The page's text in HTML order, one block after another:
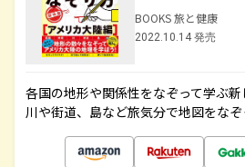
BOOKS 旅と健康
2022.10.14 発売
各国の地形や関係性をなぞって学ぶ新
川や街道、島など旅気分で地図をなぞ